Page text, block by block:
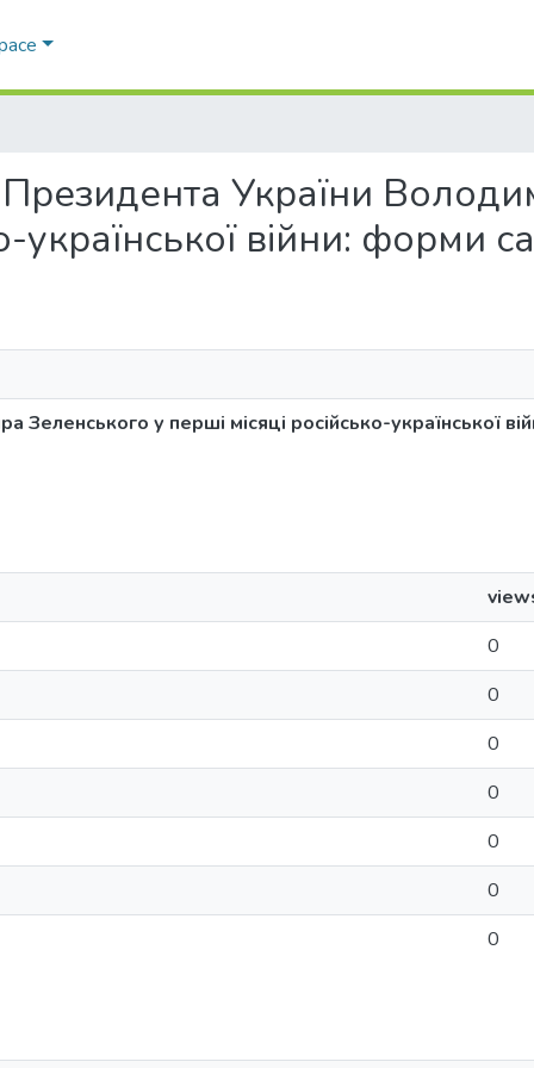
України
української війни: форми
у перші місяці російсько-української
0
0
0
0
0
0
0